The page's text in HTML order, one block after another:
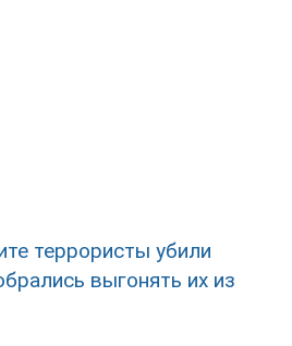
террористы убили
выгонять их из